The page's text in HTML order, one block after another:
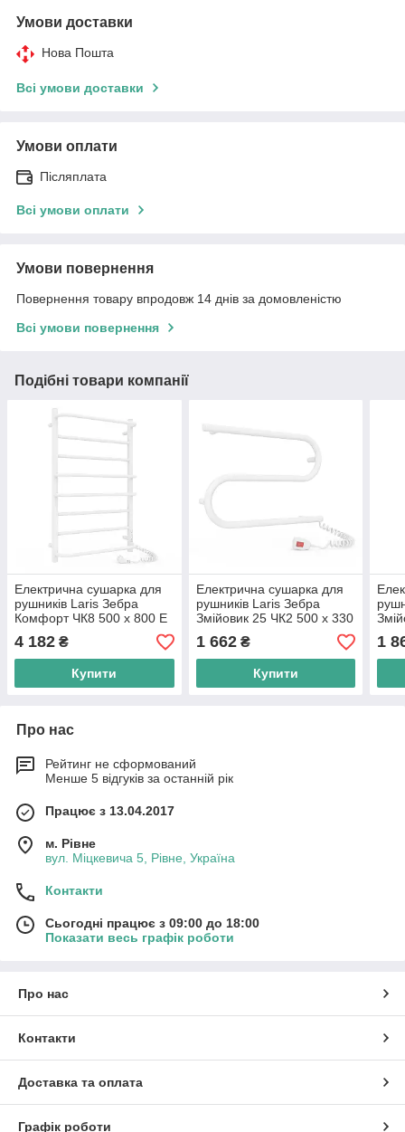
Умови доставки
Нова Пошта
Всі умови доставки
Умови оплати
Післяплата
Всі умови оплати
Умови повернення
Повернення товару впродовж 14 днів за домовленістю
Всі умови повернення
Подібні товари компанії
Електрична сушарка для
рушників Laris Зебра
Комфорт ЧК8 500 х 800 Е
(підкл. праворуч) R3
4 182 ₴
Купити
Електрична сушарка для
рушників Laris Зебра
Змійовик 25 ЧК2 500 х 330
Е (підкл. праворуч)
1 662₴
Купити
Е
1
Про нас
Рейтинг не сформований
Менше 5 відгуків за останній рік
Працює з 13.04.2017
м. Рівне
вул. Міцкевича 5, Рівне, Україна
Контакти
Сьогодні працює з 09:00 до 18:00
Показати весь графік роботи
Про нас
Контакти
Доставка та оплата
Графік роботи